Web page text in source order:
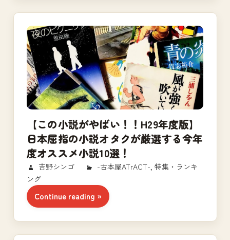
【この小説がやばい！！H29年度版】
日本屈指の小説オタクが厳選する今年
度オススメ小説10選！
2018/04/11
吉野シンゴ -古本屋ATrACT-,特集・ランキ
ング
Continue reading